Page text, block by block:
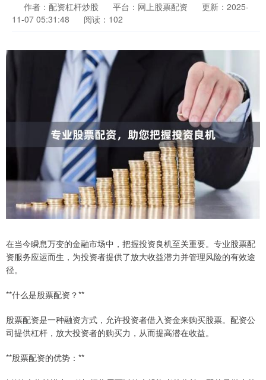
作者：配资杠杆炒股 平台：网上股票配资
更新：2025-
11-07 05:31:48
阅读：102
在当今瞬息万变的金融市场中，把握投资良机至关重要。专业股票配
资服务应运而生，为投资者提供了放大收益潜力并管理风险的有效途
径。
**什么是股票配资？**
股票配资是一种融资方式，允许投资者借入资金来购买股票。配资公
司提供杠杆，放大投资者的购买力，从而提高潜在收益。
**股票配资的优势：**